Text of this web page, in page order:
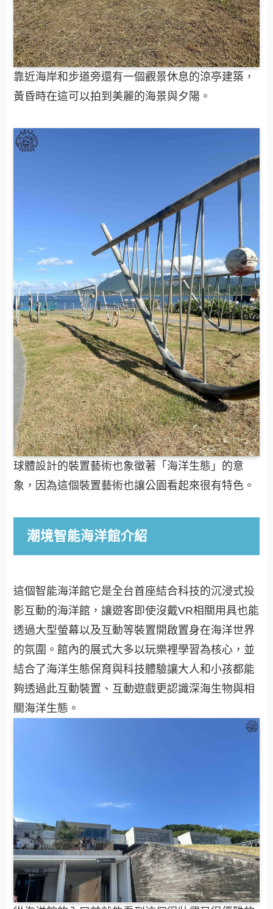
靠近海岸和步道旁還有一個觀景休息的涼亭建築，
黃昏時在這可以拍到美麗的海景與夕陽。
球體設計的裝置藝術也象徵著「海洋生態」的意
象，因為這個裝置藝術也讓公園看起來很有特色。
潮境智能海洋館介紹
這個智能海洋館它是全台首座結合科技的沉浸式投
影互動的海洋館，讓遊客即使沒戴VR相關用具也能
透過大型螢幕以及互動等裝置開啟置身在海洋世界
的氛圍。館內的展式大多以玩樂裡學習為核心，並
結合了海洋生態保育與科技體驗讓大人和小孩都能
夠透過此互動裝置、互動遊戲更認識深海生物與相
關海洋生態。